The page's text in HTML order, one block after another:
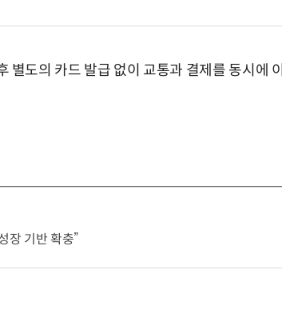
도의 카드 발급 없이 교통과 결제를 동시에 이
장 기반 확충”